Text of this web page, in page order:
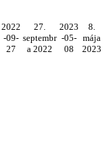
2022
-09-
27
27.
septembr
a 2022
2023
-05-
08
8.
mája
2023